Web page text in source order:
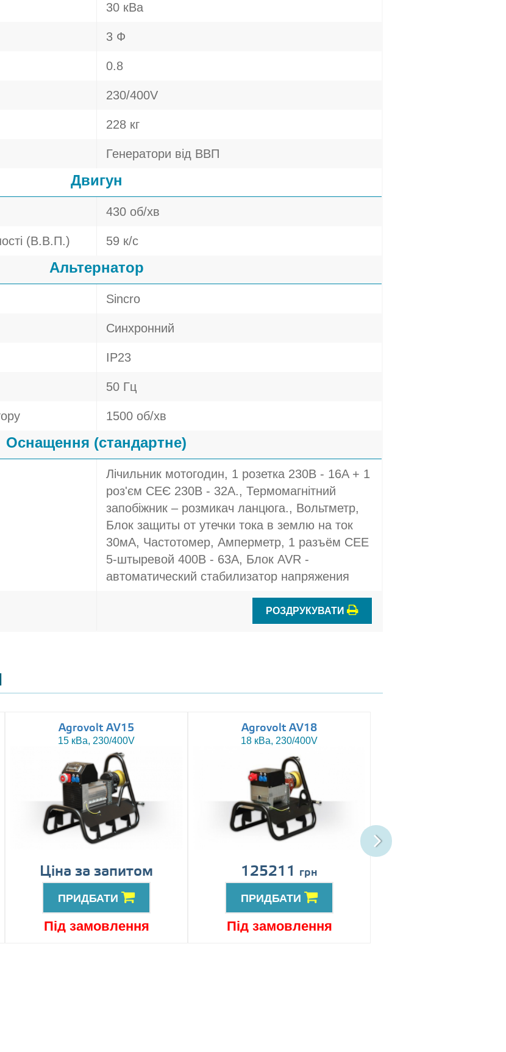
30 кВа
3 Ф
0.8
230/400V
228 кг
Генератори від ВВП
Двигун
430 об/хв
(В.В.П.) 59 к/с
Альтернатор
Sincro
Синхронний
IP23
50 Гц
1500 об/хв
Оснащення (стандартне)
Лічильник мотогодин, 1 розетка 230В - 16A + 1
роз'єм СЕЄ 230В - 32A., Термомагнітний
запобіжник – розмикач ланцюга., Вольтметр,
Блок защиты от утечки тока в землю на ток
30мА, Частотомер, Амперметр, 1 разъём CEE
5-штыревой 400В - 63A, Блок AVR -
автоматический стабилизатор напряжения
РОЗДРУКУВАТИ
Agrovolt AV15
15 кВа, 230/400V
Ціна за запитом
ПРИДБАТИ
Під замовлення
Agrovolt AV18
18 кВа, 230/400V
125211 грн
ПРИДБАТИ
Під замовлення